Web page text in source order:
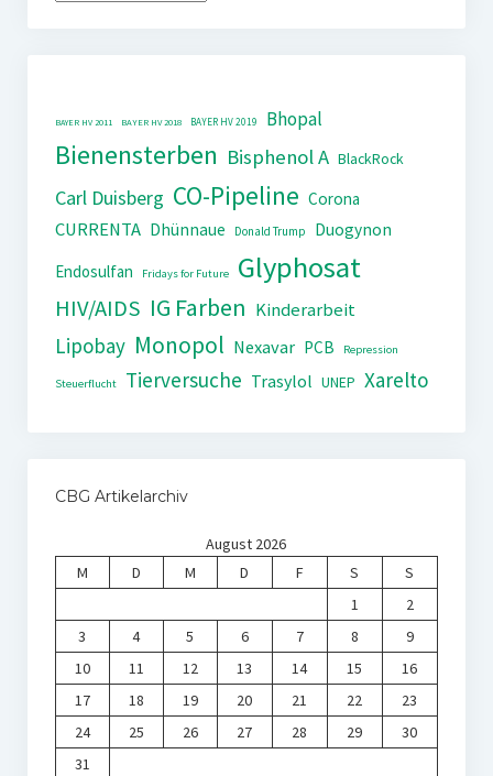
BAYER HV 2011 BAYER HV 2018 BAYER HV 2019 Bhopal
Bienensterben Bisphenol A BlackRock
Carl Duisberg CO-Pipeline Corona
CURRENTA Dhünnaue Donald Trump
Duogynon
Endosulfan
Fridays for Future Glyphosat
HIV/AIDS IG Farben Kinderarbeit
Lipobay Monopol Nexavar PCB Repression
Steuerflucht Tierversuche Trasylol UNEP Xarelto
CBG Artikelarchiv
August 2026
M
D M D F S
S
1
2
3
4 5 6 7 8
9
10
11 12 13 14 15
16
17
18 19 20 21 22
23
24
25 26 27 28 29
30
31